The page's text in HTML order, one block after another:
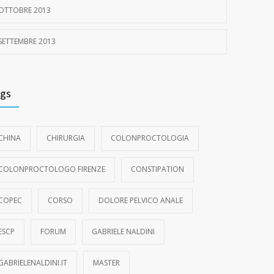
2013
2013
CHIRURGIA COLONPROCTOLOGIA
FIRENZE CONSTIPATION
CORSO DOLORE PELVICO ANALE
FORUM GABRIELE NALDINI
MASTER